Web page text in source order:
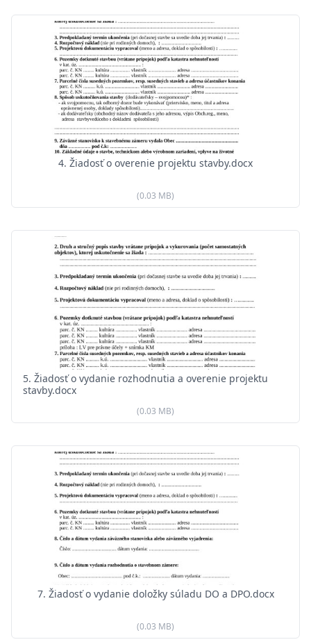
4. Žiadosť o overenie projektu stavby.docx
(0.03 MB)
5. Žiadosť o vydanie rozhodnutia a overenie projektu
stavby.docx
(0.03 MB)
7. Žiadosť o vydanie doložky súladu DO a DPO.docx
(0.03 MB)